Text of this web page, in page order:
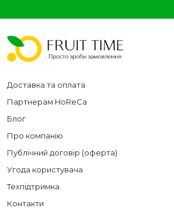
Доставка та оплата
Партнерам HoReCa
Блог
Про компанію
Публічний договір (оферта)
Угода користувача
Техпідтримка
Контакти